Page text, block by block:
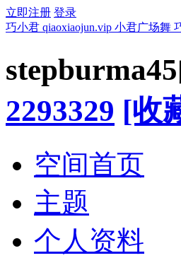
立即注册 登录
巧小君 qiaoxiaojun.vip 小君广场舞
2293329 [收
空间首页
主题
个人资料